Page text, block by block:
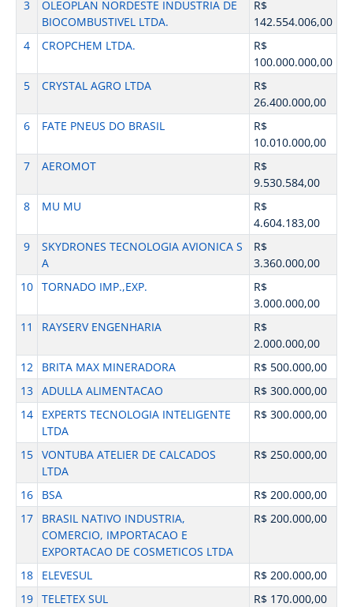
3
OLEOPLAN NORDESTE INDUSTRIA DE
BIOCOMBUSTIVEL LTDA.
R$
142.554.006,00
4
CROPCHEM LTDA.
R$
100.000.000,00
5
CRYSTAL AGRO LTDA
R$
26.400.000,00
6
FATE PNEUS DO BRASIL
R$
10.010.000,00
7
AEROMOT
R$
9.530.584,00
8
MU MU
R$
4.604.183,00
9
SKYDRONES TECNOLOGIA AVIONICA S
A
R$
3.360.000,00
10 TORNADO IMP.,EXP.
R$
3.000.000,00
11
RAYSERV ENGENHARIA
R$
2.000.000,00
12
BRITA MAX MINERADORA
R$ 500.000,00
13 ADULLA ALIMENTACAO
R$ 300.000,00
14
EXPERTS TECNOLOGIA INTELIGENTE
LTDA
R$ 300.000,00
15 VONTUBA ATELIER DE CALCADOS
LTDA
R$ 250.000,00
16 BSA
R$ 200.000,00
17
BRASIL NATIVO INDUSTRIA,
COMERCIO, IMPORTACAO E
EXPORTACAO DE COSMETICOS LTDA
R$ 200.000,00
18 ELEVESUL
R$ 200.000,00
19 TELETEX SUL
R$ 170.000,00